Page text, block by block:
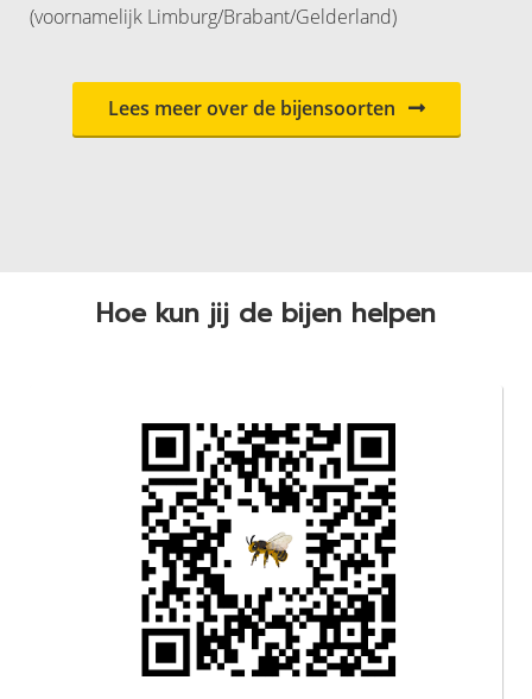
(voornamelijk Limburg/Brabant/Gelderland)
Lees meer over de bijensoorten
Hoe kun jij de bijen helpen